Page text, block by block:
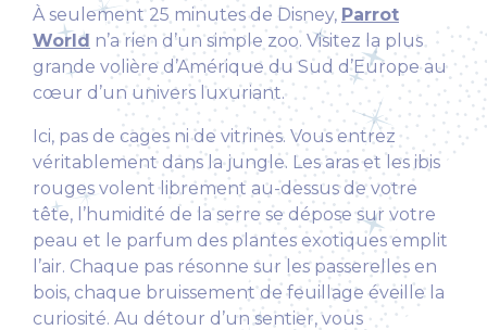
À seulement 25 minutes de Disney, Parrot
World n’a rien d’un simple zoo. Visitez la plus
grande volière d’Amérique du Sud d’Europe au
cœur d’un univers luxuriant.
Ici, pas de cages ni de vitrines. Vous entrez
véritablement dans la jungle. Les aras et les ibis
rouges volent librement au-dessus de votre
tête, l’humidité de la serre se dépose sur votre
peau et le parfum des plantes exotiques emplit
l’air. Chaque pas résonne sur les passerelles en
bois, chaque bruissement de feuillage éveille la
curiosité. Au détour d’un sentier, vous